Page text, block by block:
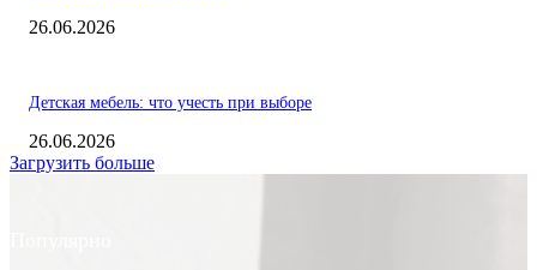
26.06.2026
Детская мебель: что учесть при выборе
26.06.2026
Загрузить больше